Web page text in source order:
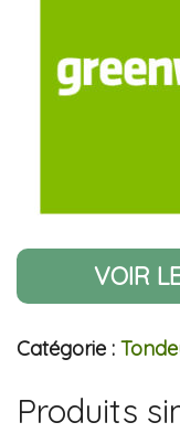
VOIR
Catégorie :
Produits